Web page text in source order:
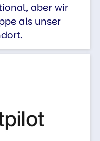
aber wir
als unser